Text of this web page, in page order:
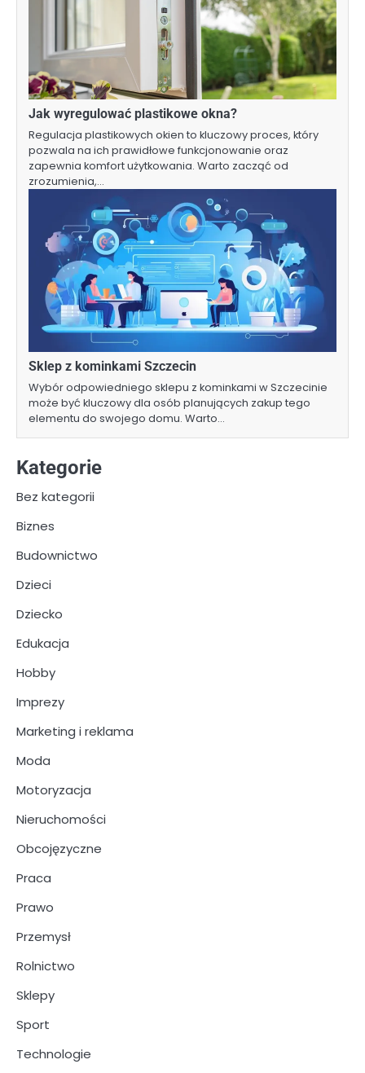
Jak wyregulować plastikowe okna?
Regulacja plastikowych okien to kluczowy proces, który
pozwala na ich prawidłowe funkcjonowanie oraz
zapewnia komfort użytkowania. Warto zacząć od
zrozumienia,…
Sklep z kominkami Szczecin
Wybór odpowiedniego sklepu z kominkami w Szczecinie
może być kluczowy dla osób planujących zakup tego
elementu do swojego domu. Warto…
Kategorie
Bez kategorii
Biznes
Budownictwo
Dzieci
Dziecko
Edukacja
Hobby
Imprezy
Marketing i reklama
Moda
Motoryzacja
Nieruchomości
Obcojęzyczne
Praca
Prawo
Przemysł
Rolnictwo
Sklepy
Sport
Technologie